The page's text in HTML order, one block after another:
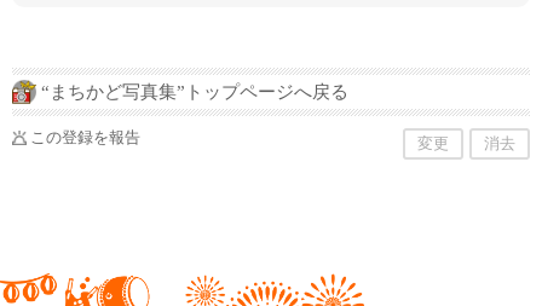
“まちかど写真集”トップページへ戻る
この登録を報告 変更 消去